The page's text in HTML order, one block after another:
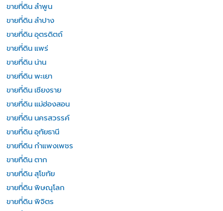
ขายที่ดิน ลำพูน
ขายที่ดิน ลำปาง
ขายที่ดิน อุตรดิตถ์
ขายที่ดิน แพร่
ขายที่ดิน น่าน
ขายที่ดิน พะเยา
ขายที่ดิน เชียงราย
ขายที่ดิน แม่ฮ่องสอน
ขายที่ดิน นครสวรรค์
ขายที่ดิน อุทัยธานี
ขายที่ดิน กำแพงเพชร
ขายที่ดิน ตาก
ขายที่ดิน สุโขทัย
ขายที่ดิน พิษณุโลก
ขายที่ดิน พิจิตร